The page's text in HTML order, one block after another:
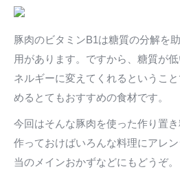
豚肉のビタミンB1は糖質の分解を
用があります。ですから、糖質が
ネルギーに変えてくれるというこ
めるとてもおすすめの食材です。
今回はそんな豚肉を使った作り置き
作っておけばいろんな料理にアレ
当のメインおかずなどにもどうぞ。